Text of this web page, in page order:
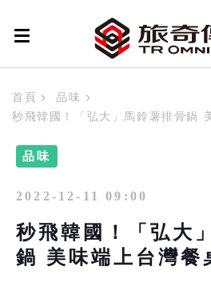
首頁
品味
秒飛韓國！「弘大」馬鈴薯排骨鍋
品味
2022-12-11 09:00
秒飛韓國！「弘大
鍋 美味端上台灣餐